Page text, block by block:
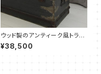
ウッド製のアンティーク風トラン
クボックス L size - 訳あ
り品 -
¥38,500